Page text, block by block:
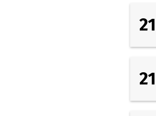
21
21